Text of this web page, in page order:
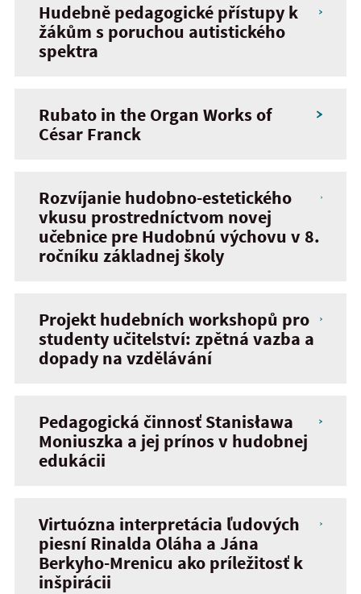
Hudebně pedagogické přístupy k
žákům s poruchou autistického
spektra
Rubato in the Organ Works of
César Franck
Rozvíjanie hudobno-estetického
vkusu prostredníctvom novej
učebnice pre Hudobnú výchovu v 8.
ročníku základnej školy
Projekt hudebních workshopů pro
studenty učitelství: zpětná vazba a
dopady na vzdělávání
Pedagogická činnosť Stanisława
Moniuszka a jej prínos v hudobnej
edukácii
Virtuózna interpretácia ľudových
piesní Rinalda Oláha a Jána
Berkyho-Mrenicu ako príležitosť k
inšpirácii